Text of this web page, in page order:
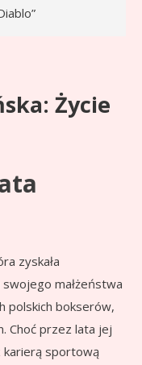
Życie
zyskała
małżeństwa
polskich bokserów,
Choć przez lata jej
karierą sportową